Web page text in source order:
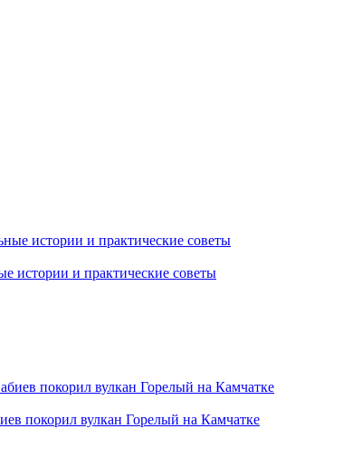
истории и практические советы
покорил вулкан Горелый на Камчатке